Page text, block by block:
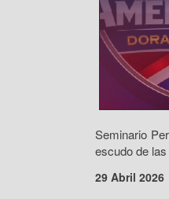
Seminario
escudo de
29 Abril 2026